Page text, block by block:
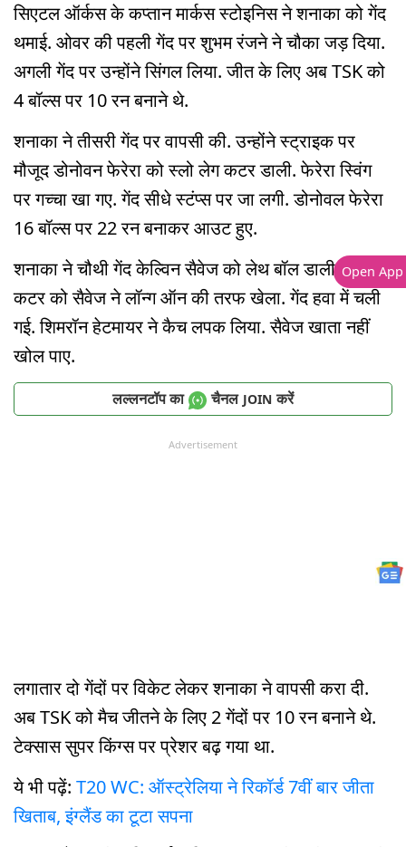
सिएटल ऑर्कस के कप्तान मार्कस स्टोइनिस ने शनाका को गेंद
थमाई. ओवर की पहली गेंद पर शुभम रंजने ने चौका जड़ दिया.
अगली गेंद पर उन्होंने सिंगल लिया. जीत के लिए अब TSK को
4 बॉल्स पर 10 रन बनाने थे.
शनाका ने तीसरी गेंद पर वापसी की. उन्होंने स्ट्राइक पर
मौजूद डोनोवन फेरेरा को स्लो लेग कटर डाली. फेरेरा स्विंग
पर गच्चा खा गए. गेंद सीधे स्टंप्स पर जा लगी. डोनोवल फेरेरा
16 बॉल्स पर 22 रन बनाकर आउट हुए.
शनाका ने चौथी गेंद केल्विन सैवेज को लेथ बॉल डाली. इस लेग
कटर को सैवेज ने लॉन्ग ऑन की तरफ खेला. गेंद हवा में चली
गई. शिमरॉन हेटमायर ने कैच लपक लिया. सैवेज खाता नहीं
खोल पाए.
लल्लनटॉप का चैनल JOIN करें
Advertisement
लगातार दो गेंदों पर विकेट लेकर शनाका ने वापसी करा दी.
अब TSK को मैच जीतने के लिए 2 गेंदों पर 10 रन बनाने थे.
टेक्सास सुपर किंग्स पर प्रेशर बढ़ गया था.
ये भी पढ़ें: T20 WC: ऑस्ट्रेलिया ने रिकॉर्ड 7वीं बार जीता
खिताब, इंग्लैंड का टूटा सपना
Open App